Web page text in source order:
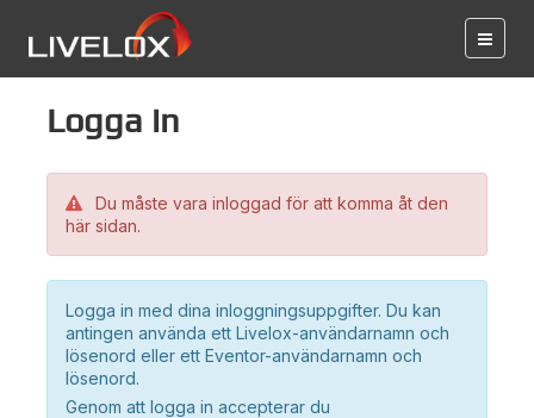
Logga in
Du måste vara inloggad för att komma åt den
här sidan.
Logga in med dina inloggningsuppgifter. Du kan
antingen använda ett Livelox-användarnamn och
lösenord eller ett Eventor-användarnamn och
lösenord.
Genom att logga in accepterar du